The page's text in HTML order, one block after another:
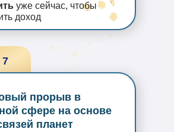
уже сейчас, чтобы
доход
прорыв в
сфере на основе
планет